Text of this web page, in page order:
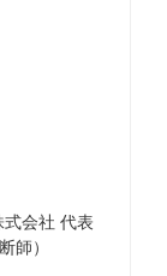
会社 代表
師）